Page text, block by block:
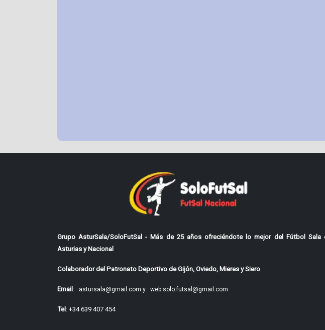
Grupo AsturSala/SoloFutSal - Más de 25 años ofreciéndote lo mejor del Fútbol Sala
Asturias y Nacional
Colaborador del Patronato Deportivo de Gijón, Oviedo, Mieres y Siero
Email: astursala@gmail.com y web.solo.futsal@gmail.com
Tel: +34 639 407 454